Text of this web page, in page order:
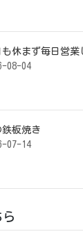
も休まず毎日営業
08-04
板焼き
07-14